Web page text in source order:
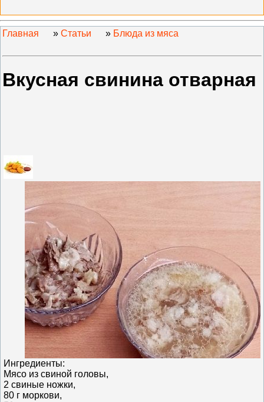
Главная » Статьи » Блюда из мяса
Вкусная свинина отварная
Ингредиенты:
Мясо из свиной головы,
2 свиные ножки,
80 г моркови,